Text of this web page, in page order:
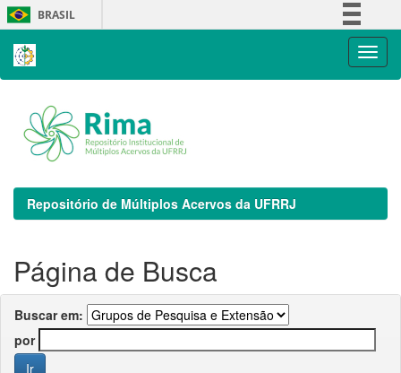
Skip
navigation
BRASIL
Repositório de Múltiplos Acervos da UFRRJ
Página de Busca
Buscar em:
por